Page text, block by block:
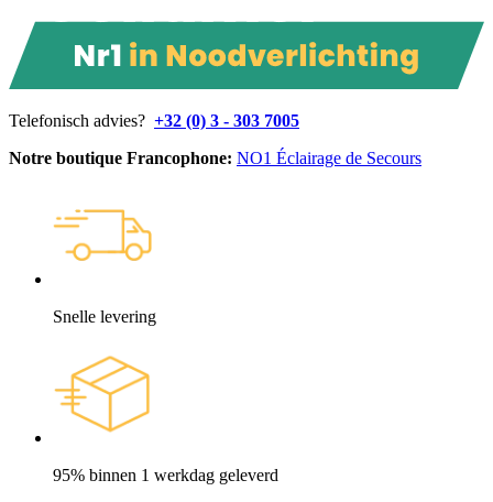
Telefonisch advies? +32 (0) 3 - 303 7005
Notre boutique Francophone: NO1 Éclairage de Secours
Snelle levering
95% binnen 1 werkdag geleverd